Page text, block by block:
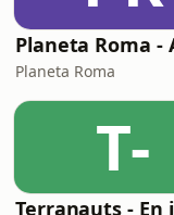
Planeta Roma
T-